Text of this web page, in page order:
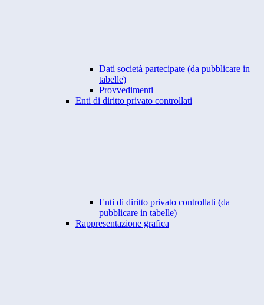
Dati società partecipate (da pubblicare in
tabelle)
Provvedimenti
Enti di diritto privato controllati
Enti di diritto privato controllati (da
pubblicare in tabelle)
Rappresentazione grafica